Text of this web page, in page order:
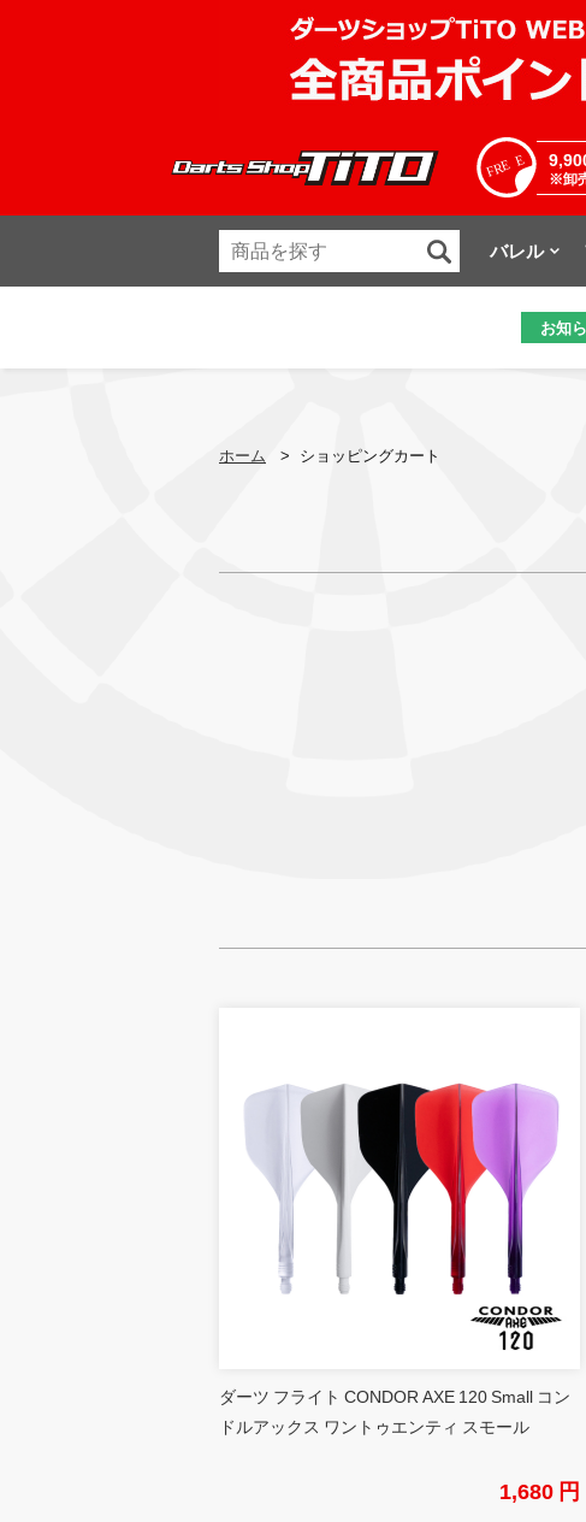
※卸
バレル
お知
ホーム > ショッピングカート
ダーツ フライト CONDOR AXE 120 Small コン
ドルアックス ワントゥエンティ スモール
1,680 円